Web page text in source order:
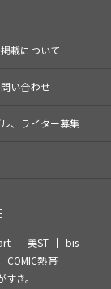
載について
い合わせ
、ライター募集
美ST
bis
COMIC熱帯
すき。